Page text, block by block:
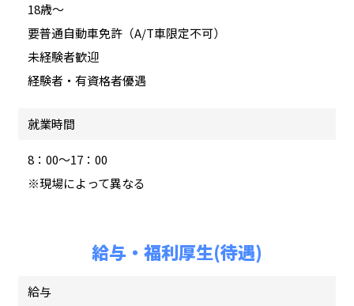
18歳～
要普通自動車免許（A/T車限定不可）
未経験者歓迎
経験者・有資格者優遇
就業時間
8：00～17：00
※現場によって異なる
給与・福利厚生(待遇)
給与